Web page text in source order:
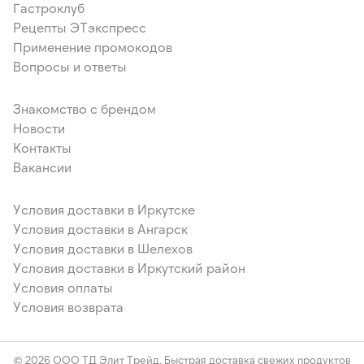
Гастроклуб
Рецепты ЭТэкспресс
Применение промокодов
Вопросы и ответы
Знакомство с брендом
Новости
Контакты
Вакансии
Условия доставки в Иркутске
Условия доставки в Ангарск
Условия доставки в Шелехов
Условия доставки в Иркутский район
Условия оплаты
Условия возврата
© 2026 ООО ТД Элит Трейд. Быстрая доставка свежих продуктов